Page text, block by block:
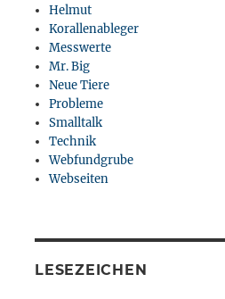
Helmut
Korallenableger
Messwerte
Mr. Big
Neue Tiere
Probleme
Smalltalk
Technik
Webfundgrube
Webseiten
LESEZEICHEN